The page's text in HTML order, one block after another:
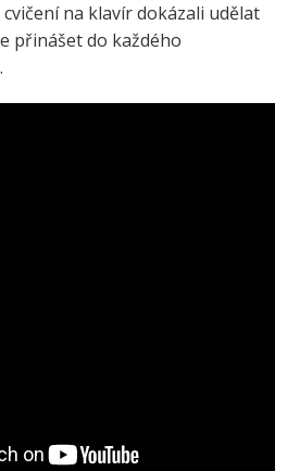
na klavír dokázali udělat
přinášet do každého